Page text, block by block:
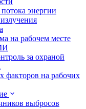
энергии
на рабочем месте
за охраной
факторов на рабочих
выбросов